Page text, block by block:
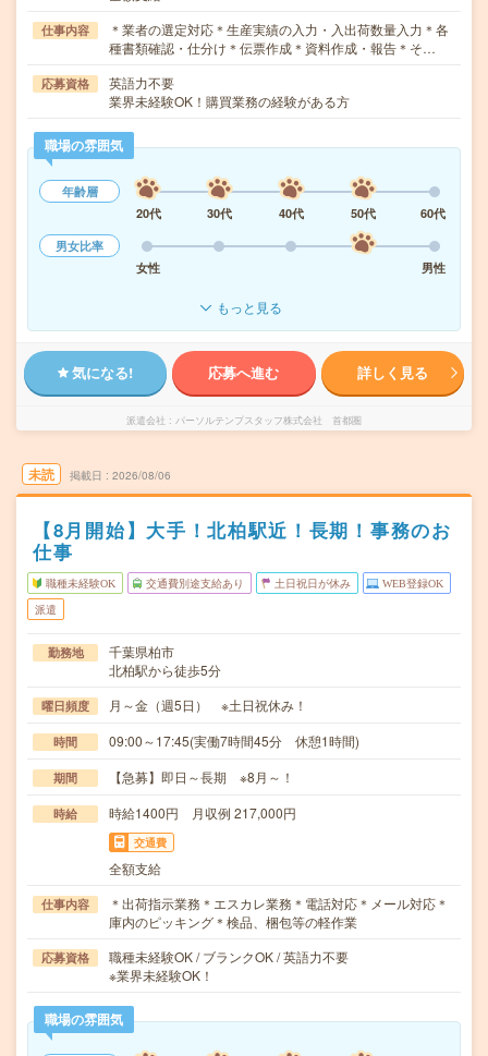
仕事内容
＊業者の選定対応＊生産実績の入力・入出荷数量入力＊各
種書類確認・仕分け＊伝票作成＊資料作成・報告＊そ…
応募資格
英語力不要
業界未経験OK！購買業務の経験がある方
職場の雰囲気
年齢層
20代
30代 40代 50代
60代
男女比率
女性
男性
もっと見る
気になる! 応募へ進む 詳しく見る
派遣会社 パーソルテンプスタッフ株式会社 首都圏
未読 掲載日 2026/08/06
【8月開始】大手！北柏駅近！長期！事務のお
仕事
職種未経験OK 交通費別途支給あり 土日祝日が休み WEB登録OK
派遣
勤務地
千葉県柏市
北柏駅から徒歩5分
曜日頻度 月～金（週5日） ※土日祝休み！
時間 09:00～17:45(実働7時間45分 休憩1時間)
期間 【急募】即日～長期 ※8月～！
時給 時給1400円 月収例 217,000円
交通費
全額支給
仕事内容
＊出荷指示業務＊エスカレ業務＊電話対応＊メール対応＊
庫内のピッキング＊検品、梱包等の軽作業
応募資格
職種未経験OK / ブランクOK / 英語力不要
※業界未経験OK！
職場の雰囲気